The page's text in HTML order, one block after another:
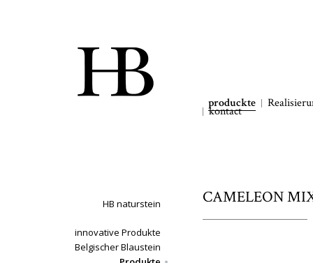
produckte
kontact
HB naturstein
innovative Produkte
Belgischer Blaustein
CAMELEON